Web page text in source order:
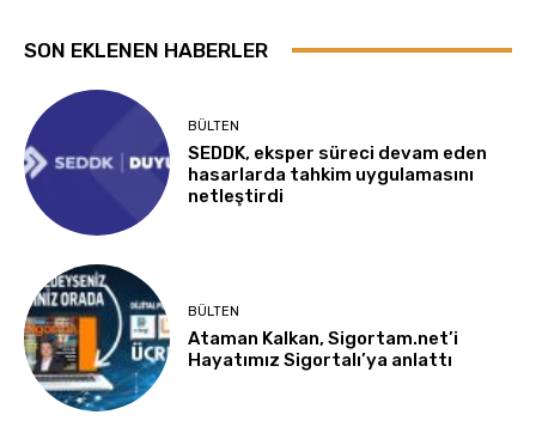
SON EKLENEN HABERLER
BÜLTEN
SEDDK, eksper süreci devam eden
hasarlarda tahkim uygulamasını
netleştirdi
BÜLTEN
Ataman Kalkan, Sigortam.net’i
Hayatımız Sigortalı’ya anlattı